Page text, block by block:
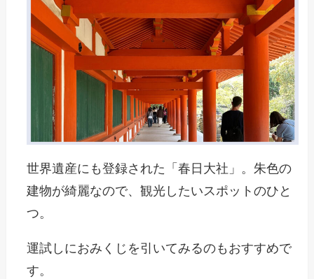
世界遺産にも登録された「春日大社」。朱色の
建物が綺麗なので、観光したいスポットのひと
つ。
運試しにおみくじを引いてみるのもおすすめで
す。